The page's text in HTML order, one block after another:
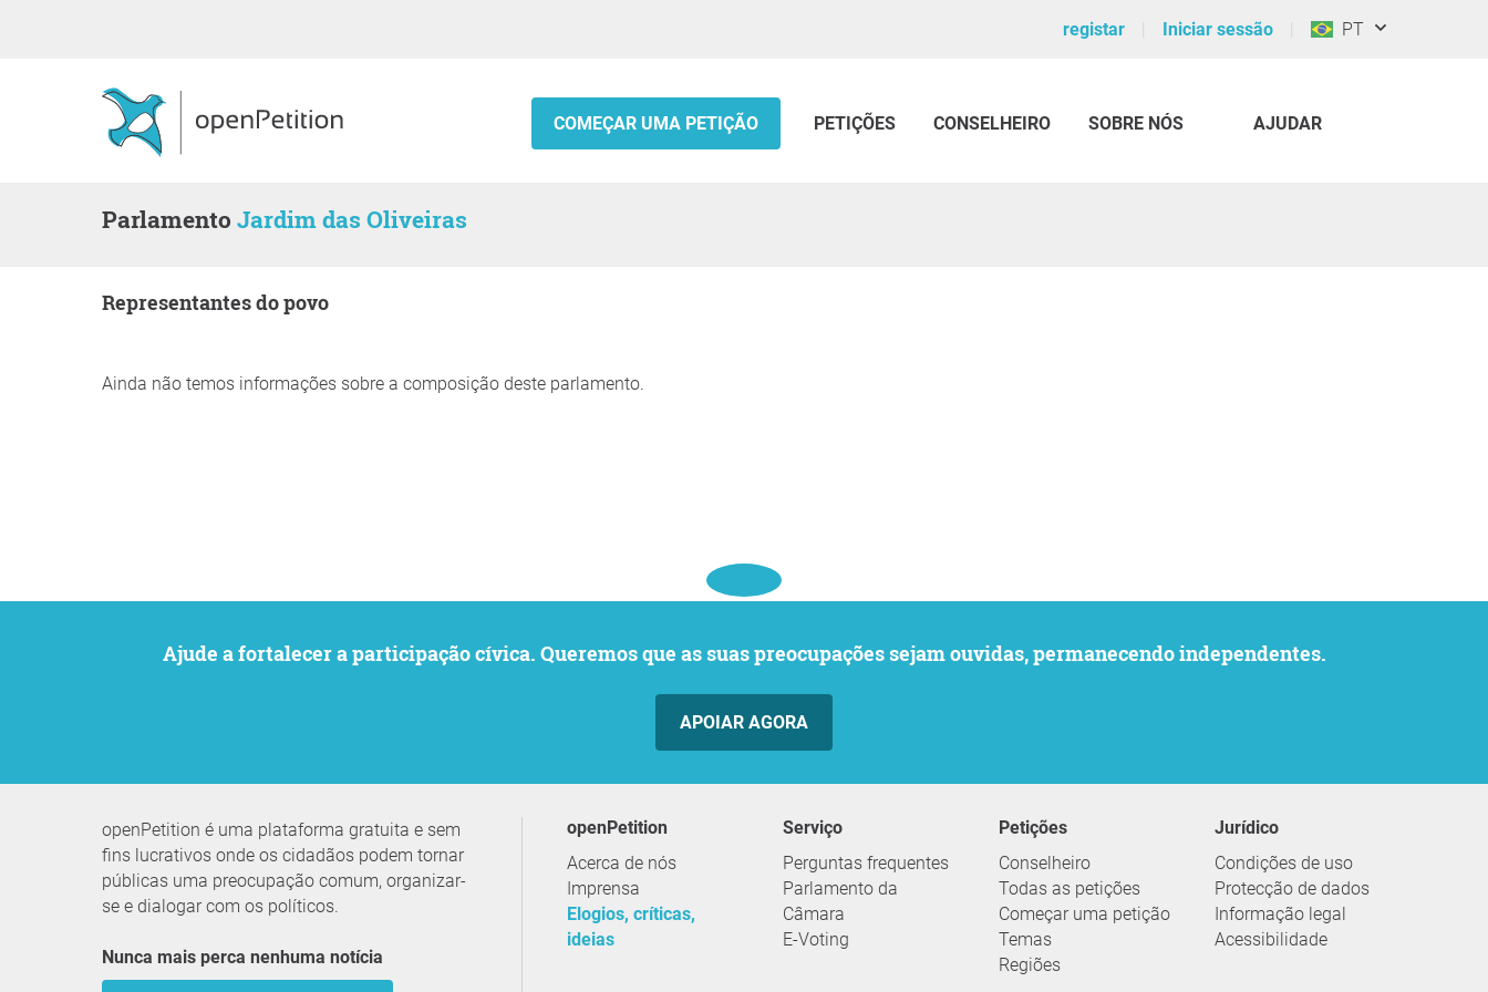
registar Iniciar sessão PT
COMEÇAR UMA PETIÇÃO PETIÇÕES CONSELHEIRO SOBRE NÓS AJUDAR
Parlamento Jardim das Oliveiras
Representantes do povo
Ainda não temos informações sobre a composição deste parlamento.
Ajude a fortalecer a participação cívica. Queremos que as suas preocupações sejam ouvidas, permanecendo independentes.
APOIAR AGORA
openPetition é uma plataforma gratuita e sem
fins lucrativos onde os cidadãos podem tornar
públicas uma preocupação comum, organizar-
se e dialogar com os políticos.
Nunca mais perca nenhuma notícia
openPetition
Acerca de nós
Imprensa
Elogios, críticas,
ideias
serviço
Perguntas frequentes
Parlamento da
Câmara
E-Voting
Petições
Conselheiro
Todas as petições
Começar uma petição
Temas
Regiões
Jurídico
Condições de uso
Protecção de dados
Informação legal
Acessibilidade